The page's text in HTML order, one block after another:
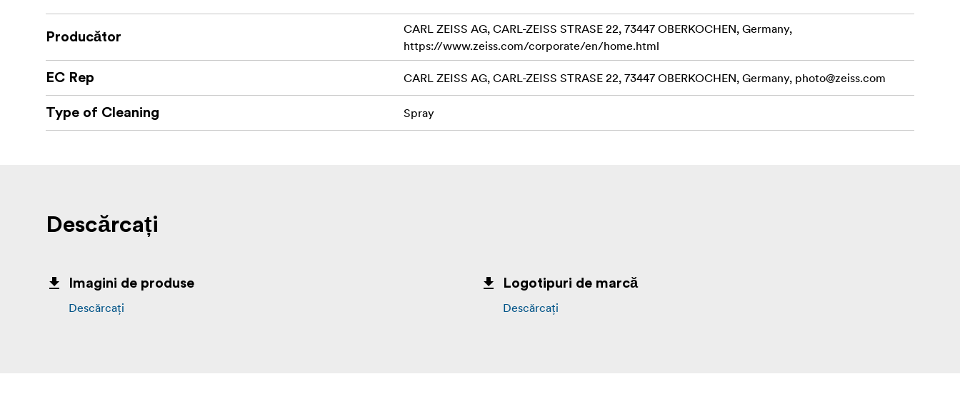
Producător
CARL ZEISS AG, CARL-ZEISS STRASE 22, 73447 OBERKOCHEN, Germany,
https://www.zeiss.com/corporate/en/home.html
EC Rep CARL ZEISS AG, CARL-ZEISS STRASE 22, 73447 OBERKOCHEN, Germany, photo@zeiss.com
Type of Cleaning Spray
Descărcați
Imagini de produse
Descărcați
Logotipuri de marcă
Descărcați